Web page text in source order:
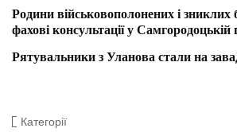
Родини військовополонених і зниклих
фахові консультації у Самгородоцькій
Рятувальники з Уланова стали на
Категорії